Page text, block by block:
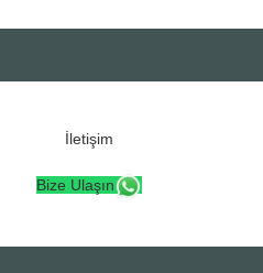
İletişim
Bize Ulaşın